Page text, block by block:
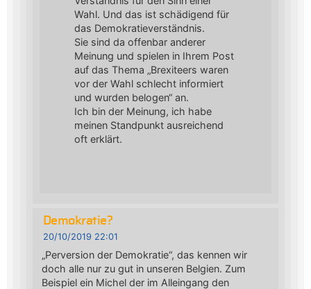
Wahl. Und das ist schädigend für
das Demokratieverständnis.
Sie sind da offenbar anderer
Meinung und spielen in Ihrem Post
auf das Thema „Brexiteers waren
vor der Wahl schlecht informiert
und wurden belogen“ an.
Ich bin der Meinung, ich habe
meinen Standpunkt ausreichend
oft erklärt.
Demokratie?
20/10/2019 22:01
„Perversion der Demokratie“, das kennen wir
doch alle nur zu gut in unseren Belgien. Zum
Beispiel ein Michel der im Alleingang den